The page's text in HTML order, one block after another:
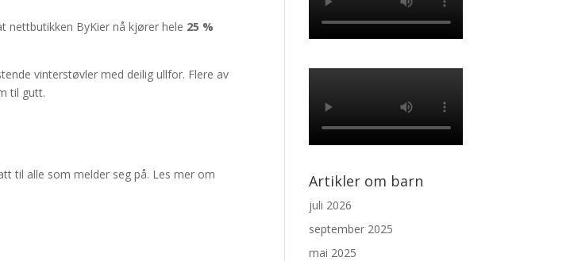
nettbutikken ByKier nå kjører hele 25 %
vinterstøvler med deilig ullfor. Flere av
til gutt.
til alle som melder seg på. Les mer om
Artikler om barn
juli 2026
september 2025
mai 2025